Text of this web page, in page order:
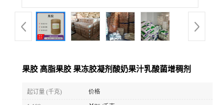
果胶 高脂果胶 果冻胶凝剂酸奶果汁乳酸菌增稠剂
起订量 (千克) 价格